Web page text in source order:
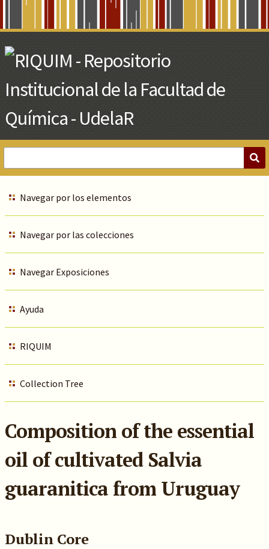
Main
Content
Navegar por los elementos
Navegar por las colecciones
Navegar Exposiciones
Ayuda
RIQUIM
Collection Tree
Composition of the essential
oil of cultivated Salvia
guaranitica from Uruguay
Dublin Core